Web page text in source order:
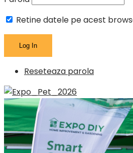
Retine datele pe acest
Reseteaza parola